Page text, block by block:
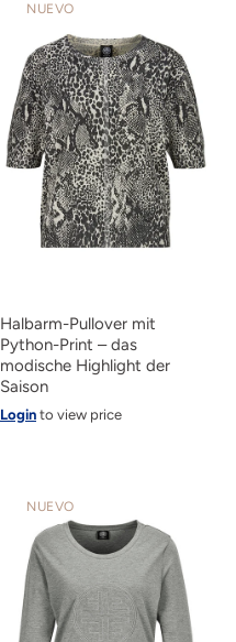
NUEVO
Halbarm-Pullover mit
Python-Print – das
modische Highlight der
Saison
Login to view price
NUEVO